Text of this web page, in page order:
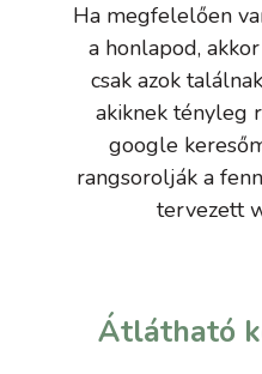
Ha megfelelően
a honlapod,
csak azok
akiknek tényleg
google
rangsorolják a
tervezett
Átlátható